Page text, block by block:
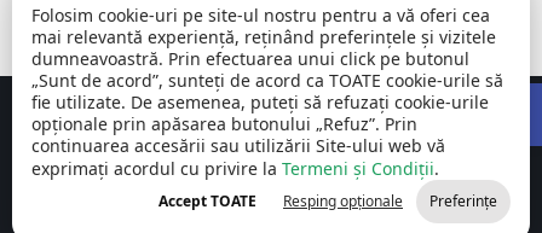
08:00 -
16:00
Comuna Cornu
| Județul
Prahova
©
2026
Toate
drepturile
rezervate
Concept realizat deBig Media Relații Publice SRL
Folosim cookie-uri pe site-ul nostru pentru a vă oferi cea
mai relevantă experiență, reținând preferințele și vizitele
dumneavoastră. Prin efectuarea unui click pe butonul
„Sunt de acord”, sunteți de acord ca TOATE cookie-urile să
fie utilizate. De asemenea, puteți să refuzați cookie-urile
opționale prin apăsarea butonului „Refuz”. Prin
continuarea accesării sau utilizării Site-ului web vă
exprimați acordul cu privire la Termeni și Condiții.
Accept TOATE Resping opționale Preferințe